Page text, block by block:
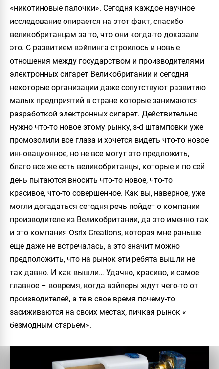
«никотиновые палочки». Сегодня каждое научное
исследование опирается на этот факт, спасибо
великобританцам за то, что они когда-то доказали
это. С развитием вэйпинга строилось и новые
отношения между государством и производителями
электронных сигарет Великобритании и сегодня
некоторые организации даже сопутствуют развитию
малых предприятий в стране которые занимаются
разработкой электронных сигарет. Действительно
нужно что-то новое этому рынку, з-d штамповки уже
промозолили все глаза и хочется видеть что-то новое
инновационное, но не все могут это предложить,
благо все же есть великобританцы, которые и по сей
день пытаются вносить что-то новое, что-то
красивое, что-то совершенное. Как вы, наверное, уже
могли догадаться сегодня речь пойдет о компании
производителе из Великобритании, да это именно так
и это компания Osrix Creations, которая мне раньше
еще даже не встречалась, а это значит можно
предположить, что на рынок эти ребята вышли не
так давно. И как вышли… Удачно, красиво, и самое
главное – вовремя, когда вэйперы ждут чего-то от
производителей, а те в свое время почему-то
засиживаются на своих местах, пичкая рынок «
безмодным старьем».